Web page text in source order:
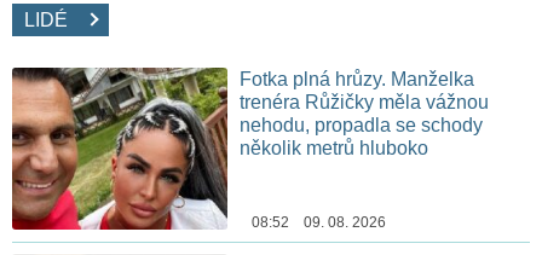
LIDÉ
Fotka plná hrůzy. Manželka
trenéra Růžičky měla vážnou
nehodu, propadla se schody
několik metrů hluboko
08:52 09. 08. 2026